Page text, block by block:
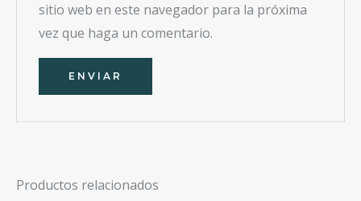
sitio web en este navegador para la próxima
vez que haga un comentario.
Productos relacionados